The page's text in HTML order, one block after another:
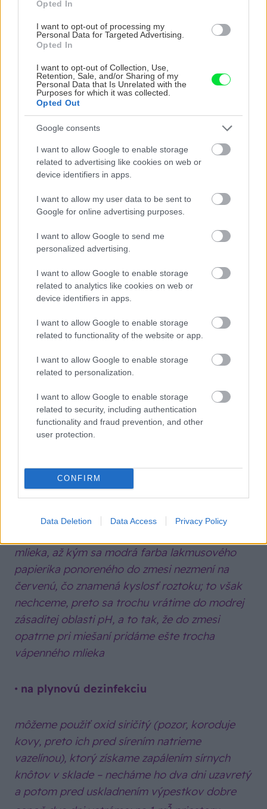
Opted In
I want to opt-out of processing my
Personal Data for Targeted Advertising.
Opted In
I want to opt-out of Collection, Use,
Retention, Sale, and/or Sharing of my
Personal Data that Is Unrelated with the
Purposes for which it was collected.
Opted Out
Google consents
I want to allow Google to enable storage
related to advertising like cookies on web or
device identifiers in apps.
I want to allow my user data to be sent to
Google for online advertising purposes.
I want to allow Google to send me
personalized advertising.
I want to allow Google to enable storage
related to analytics like cookies on web or
device identifiers in apps.
I want to allow Google to enable storage
related to functionality of the website or app.
I want to allow Google to enable storage
related to personalization.
I want to allow Google to enable storage
related to security, including authentication
functionality and fraud prevention, and other
user protection.
CONFIRM
Data Deletion Data Access Privacy Policy
podmienok úspešného a dlhého uskladnenia,
boli a niekde ešte aj sú podzemné pivnice
(väčšinou na dedinách), v ktorých vetrací
takúto možnosť, využime ju. Ak nie, čo je
pravdepodobnejšie, zvážme naše skladovacie
možnosti. Skladovať môžeme v pivnici (aj pod
chatou či terasou), v záhradnej skladovacej
balkóne (to platí najmä pre tých, ktorí bývajú
v bytoch).
Ako správne vyčistiť sklad
Steny, strop a podlahu skladu najprv
vystriekame:
15- až 20-percentným vápenným mliekom
pripravená, je aktívna len asi 24 hodín, takže si
ju nerobíme do zásoby; roztok si pripravíme
tak, že oddelene rozpustíme v 50 l vody 1 kg
v 50 l vody rozpustíme (vyhasíme – pozor na
oči, strieka!) 0,5 až 0,75 kg páleného vápna
alebo 1 až 1,5 kg už vyhaseného vápna, potom
tenkým prúdom a za stáleho miešania pomaly
mlieka, až kým sa modrá farba lakmusového
papierika ponoreného do zmesi nezmení na
červenú, čo znamená kyslosť roztoku; to však
nechceme, preto sa trochu vrátime do modrej
zásaditej oblasti pH, a to tak, že do zmesi
opatrne pri miešaní pridáme ešte trocha
vápenného mlieka
• na plynovú dezinfekciu
môžeme použiť oxid siričitý (pozor, koroduje
kovy, preto ich pred sírením natrieme
vazelínou), ktorý získame zapálením sírnych
knôtov v sklade – necháme ho dva dni uzavretý
a potom pred uskladnením výpestkov dobre